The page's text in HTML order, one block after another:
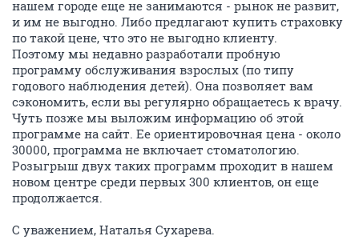
нашем городе еще не занимаются - рынок не развит,
и им не выгодно. Либо предлагают купить страховку
по такой цене, что это не выгодно клиенту.
Поэтому мы недавно разработали пробную
программу обслуживания взрослых (по типу
годового наблюдения детей). Она позволяет вам
сэкономить, если вы регулярно обращаетесь к врачу.
Чуть позже мы выложим информацию об этой
программе на сайт. Ее ориентировочная цена - около
30000, программа не включает стоматологию.
Розыгрыш двух таких программ проходит в нашем
новом центре среди первых 300 клиентов, он еще
продолжается.
С уважением, Наталья Сухарева.